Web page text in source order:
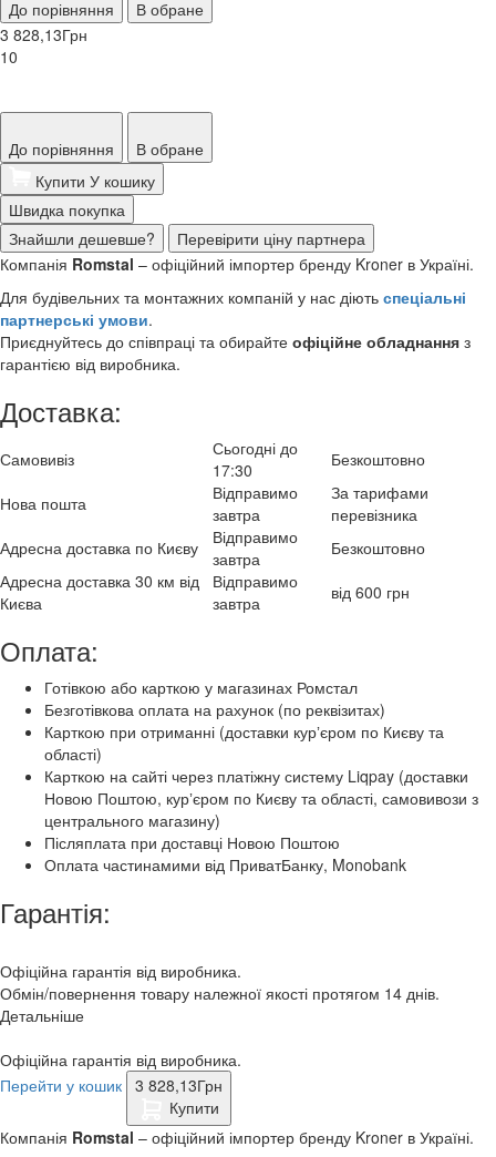
До порівняння
В обране
3 828,13Грн
10
До порівняння
В обране
Купити У кошику
Швидка покупка
Знайшли дешевше?
Перевірити ціну партнера
Компанія Romstal – офіційний імпортер бренду Kroner в Україні.
Для будівельних та монтажних компаній у нас діють спеціальні
партнерські умови.
Приєднуйтесь до співпраці та обирайте офіційне обладнання з
гарантією від виробника.
Доставка:
Самовивіз
Сьогодні до
17:30
Безкоштовно
Нова пошта
Відправимо
завтра
За тарифами
перевізника
Адресна доставка по Києву
Відправимо
завтра
Безкоштовно
Адресна доставка 30 км від
Києва
Відправимо
завтра
від 600 грн
Оплата:
Готівкою або карткою у магазинах Ромстал
Безготівкова оплата на рахунок (по реквізитах)
Карткою при отриманні (доставки курʼєром по Києву та
області)
Карткою на сайті через платіжну систему Liqpay (доставки
Новою Поштою, курʼєром по Києву та області, самовивози з
центрального магазину)
Післяплата при доставці Новою Поштою
Оплата частинамими від ПриватБанку, Monobank
Гарантія:
Офіційна гарантія від виробника.
Обмін/повернення товару належної якості протягом 14 днів.
Детальніше
Офіційна гарантія від виробника.
Перейти у кошик 3 828,13Грн
Купити
Компанія Romstal – офіційний імпортер бренду Kroner в Україні.